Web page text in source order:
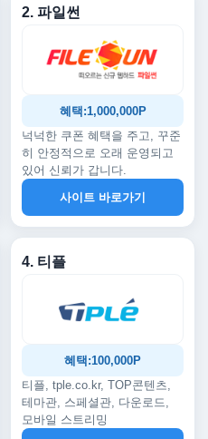
2. 파일썬
혜택:1,000,000P
넉넉한 쿠폰 혜택을 주고, 꾸준
히 안정적으로 오래 운영되고
있어 신뢰가 갑니다.
사이트 바로가기
4. 티플
혜택:100,000P
티플, tple.co.kr, TOP콘텐츠,
테마관, 스페셜관, 다운로드,
모바일 스트리밍